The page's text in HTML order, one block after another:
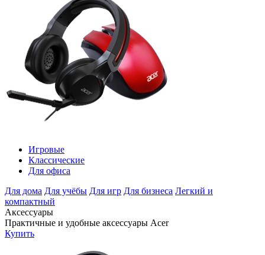
Игровые
Классические
Для офиса
Для дома Для учёбы Для игр Для бизнеса Легкий и
компактный
Аксессуары
Практичные и удобные аксессуары Acer
Купить